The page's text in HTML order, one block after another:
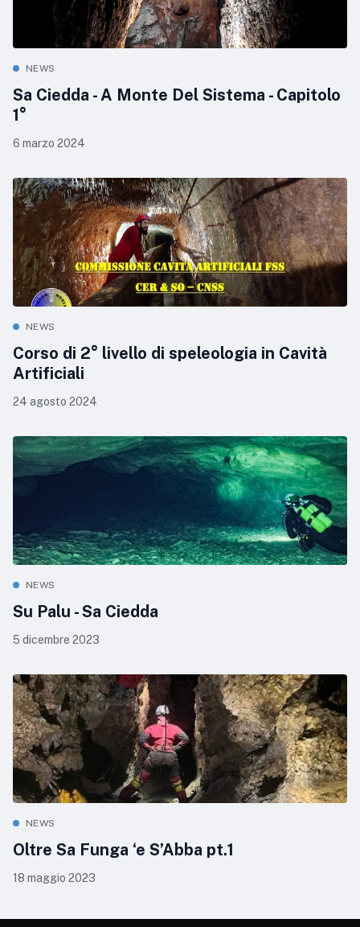
NEWS
Sa Ciedda - A Monte Del Sistema - Capitolo
1°
6 marzo 2024
NEWS
Corso di 2° livello di speleologia in Cavità
Artificiali
24 agosto 2024
NEWS
Su Palu - Sa Ciedda
5 dicembre 2023
NEWS
Oltre Sa Funga ‘e S’Abba pt.1
18 maggio 2023